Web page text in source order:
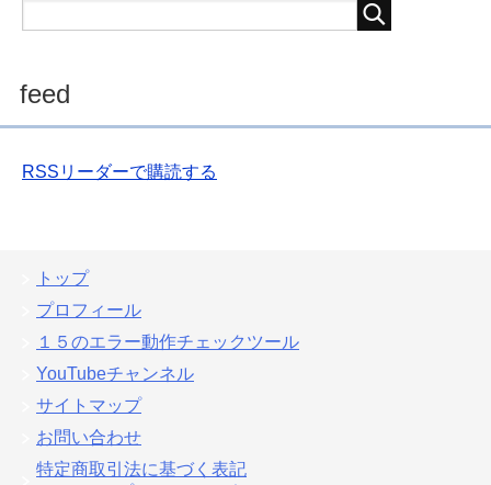
feed
RSSリーダーで購読する
トップ
プロフィール
１５のエラー動作チェックツール
YouTubeチャンネル
サイトマップ
お問い合わせ
特定商取引法に基づく表記